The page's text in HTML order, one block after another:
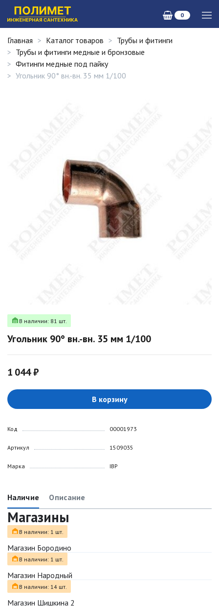
0
Главная Каталог товаров
Трубы и фитинги
Трубы и фитинги медные и бронзовые
Фитинги медные под пайку
Угольник 90° вн.-вн. 35 мм 1/100
В наличии: 81 шт.
Угольник 90° вн.-вн. 35 мм 1/100
1 044 ₽
В корзину
Код
Артикул
Марка
00001973
1509035
IBP
Наличие Описание
Магазины
В наличии: 1 шт.
Магазин Бородино
В наличии: 1 шт.
Магазин Народный
В наличии: 14 шт.
Магазин Шишкина 2